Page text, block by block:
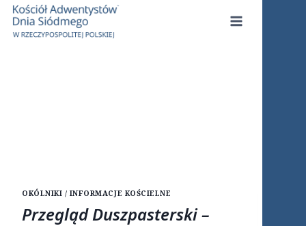
Przejdź
treści
OKÓLNIKI / INFORMACJE KOŚCIELNE
Przegląd Duszpasterski –